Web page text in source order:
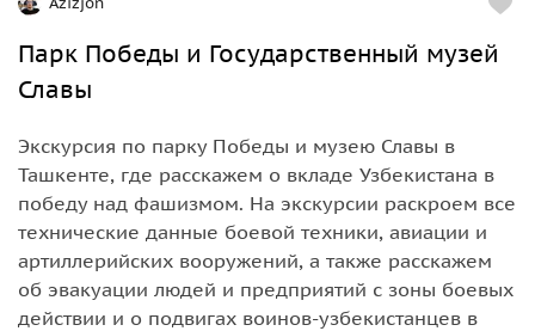
Парк Победы и Государственный музей
Славы
Экскурсия по парку Победы и музею Славы в
Ташкенте, где расскажем о вкладе Узбекистана в
победу над фашизмом. На экскурсии раскроем все
технические данные боевой техники, авиации и
артиллерийских вооружений, а также расскажем
об эвакуации людей и предприятий с зоны боевых
действии и о подвигах воинов-узбекистанцев в